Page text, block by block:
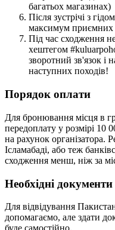
багатьох магазинах)
Після зустрічі з
максимум приємних
Під час сходження
хештегом
зворотний зв'язок і
наступних походів!
Порядок оплати
Для бронювання місця в
передоплату у розмірі 10
на рахунок організатора.
Ісламабаді, або теж
сходження менш, ніж за
Необхідні документи
Для відвідування
допомагаємо, але здати